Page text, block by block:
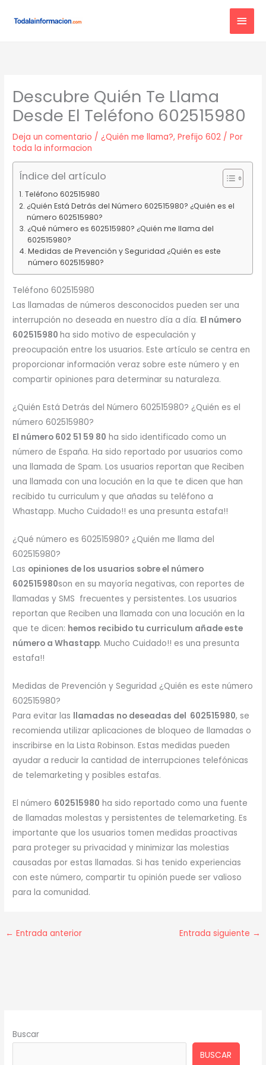
Descubre Quién Te Llama
Desde El Teléfono 602515980
Deja un comentario /¿Quién me llama?,Prefijo 602 / Por
toda la informacion
Índice del artículo
Teléfono 602515980
¿Quién Está Detrás del Número 602515980? ¿Quién es el
número 602515980?
¿Qué número es 602515980? ¿Quién me llama del
602515980?
Medidas de Prevención y Seguridad ¿Quién es este
número 602515980?
Teléfono 602515980
Las llamadas de números desconocidos pueden ser una
interrupción no deseada en nuestro día a día. El número
602515980ha sido motivo de especulación y
preocupación entre los usuarios. Este artículo se centra en
proporcionar información veraz sobre este número y en
compartir opiniones para determinar su naturaleza.
¿Quién Está Detrás del Número 602515980? ¿Quién es el
número 602515980?
El número 602 51 59 80 ha sido identificado como un
número de España. Ha sido reportado por usuarios como
una llamada de Spam. Los usuarios reportan que Reciben
una llamada con una locución en la que te dicen que han
recibido tu curriculum y que añadas su teléfono a
Whastapp. Mucho Cuidado!! es una presunta estafa!!
¿Qué número es 602515980? ¿Quién me llama del
602515980?
Las opiniones de los usuarios sobre el número
602515980son en su mayoría negativas, con reportes de
llamadas y SMS frecuentes y persistentes. Los usuarios
reportan que Reciben una llamada con una locución en la
que te dicen: hemos recibido tu curriculum añade este
número a Whastapp. Mucho Cuidado!! es una presunta
estafa!!
Medidas de Prevención y Seguridad ¿Quién es este número
602515980?
Para evitar las llamadas no deseadas del 602515980, se
recomienda utilizar aplicaciones de bloqueo de llamadas o
inscribirse en la Lista Robinson. Estas medidas pueden
ayudar a reducir la cantidad de interrupciones telefónicas
de telemarketing y posibles estafas.
El número 602515980 ha sido reportado como una fuente
de llamadas molestas y persistentes de telemarketing. Es
importante que los usuarios tomen medidas proactivas
para proteger su privacidad y minimizar las molestias
causadas por estas llamadas. Si has tenido experiencias
con este número, compartir tu opinión puede ser valioso
para la comunidad.
← Entrada anterior Entrada siguiente →
Buscar
BUSCAR